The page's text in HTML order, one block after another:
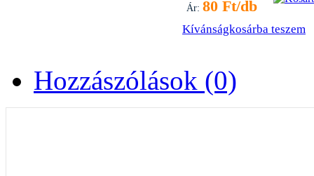
Ár: 80 Ft/db
Kívánságkosárba teszem
Hozzászólások (0)